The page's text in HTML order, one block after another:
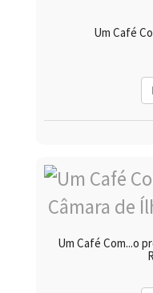
Um Café
Um Café Com...o